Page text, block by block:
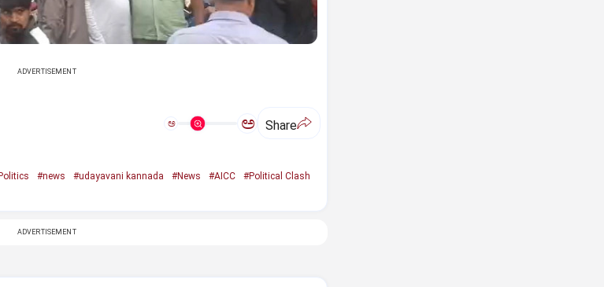
ADVERTISEMENT
ಅ ಅ Share
#news #udayavani kannada #News #AICC
#Political Clash
ADVERTISEMENT